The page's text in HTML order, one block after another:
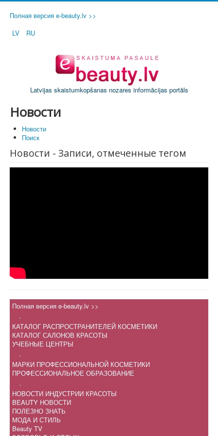
Полная версия e-beauty.lv >>
LV
RU
Latvijas skaistumkopšanas nozares informācijas portāls
Новости
Новости
Поиск
Новости - Записи, отмеченные тегом
Полная версия e-beauty.lv >>
.
КАТАЛОГ РАСПРОСТРАНИТЕЛЕЙ КОСМЕТИКИ
КАТАЛОГ САЛОНОВ КРАСОТЫ
УЧЕБНЫЕ ЦЕНТРЫ
.
МАРКИ ПРОФЕССИОНАЛЬНОЙ КОСМЕТИКИ
ПРОФЕССИОНАЛЬНОЕ ОБРАЗОВАНИЕ
.
НОВОСТИ ИНДУСТРИИ КРАСОТЫ
BEAUTY НОВОСТИ
ПОЛЕЗНО ЗНАТЬ
МОДА И СТИЛЬ
Beauty TV